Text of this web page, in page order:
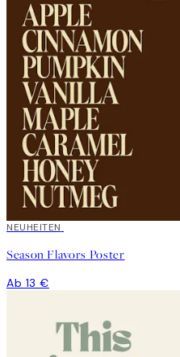
NEUHEITEN
Season Flavors Poster
Ab 13 €